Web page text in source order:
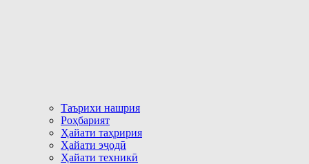
Таърихи нашрия
Роҳбарият
Ҳайати таҳририя
Ҳайати эҷодӣ
Ҳайати техникӣ